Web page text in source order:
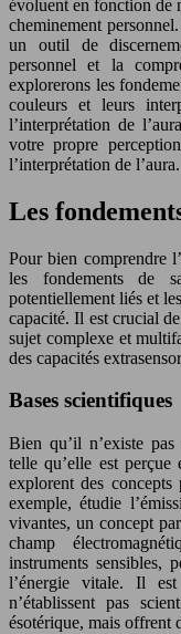
évoluent en fonction de
cheminement
un outil de
personnel et la
explorerons les
couleurs et leurs
l’interprétation de
votre propre
l’interprétation de l’aura.
Les
Pour bien comprendre
les fondements de
potentiellement liés et
capacité. Il est crucial
sujet complexe et
des capacités
Bases scientifiques
Bien qu’il n’existe
telle qu’elle est perçue
explorent des
exemple, étudie
vivantes, un concept
champ
instruments sensibles,
l’énergie vitale. Il
n’établissent pas
ésotérique, mais offrent